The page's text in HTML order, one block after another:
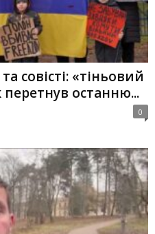
совісті: «тіньовий
останню...
0